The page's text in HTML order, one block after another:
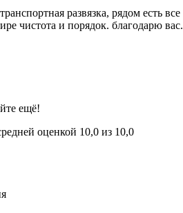
развязка, рядом есть все
чистота и порядок. благодарю вас.
ещё!
оценкой 10,0 из 10,0